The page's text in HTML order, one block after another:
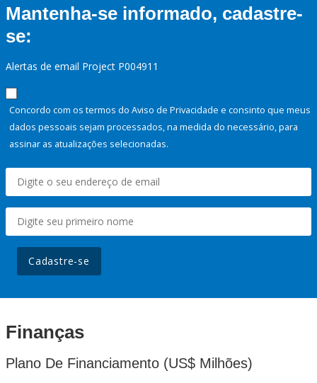
Mantenha-se informado, cadastre-
se:
Alertas de email Project P004911
Concordo com os termos do Aviso de Privacidade e consinto que meus
dados pessoais sejam processados, na medida do necessário, para
assinar as atualizações selecionadas.
Cadastre-se
Finanças
Plano De Financiamento (US$ Milhões)